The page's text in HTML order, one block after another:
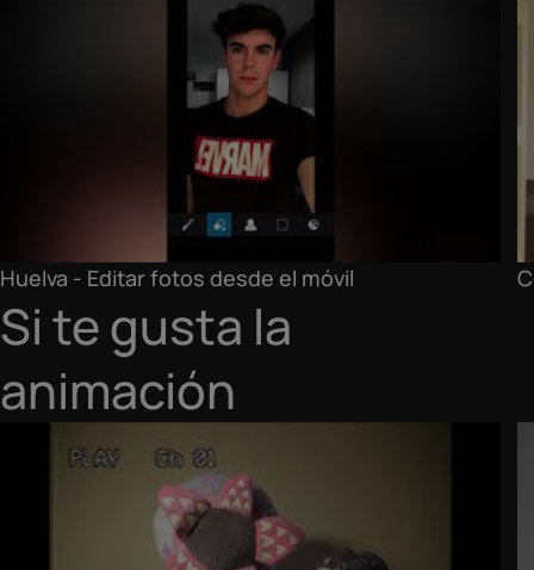
Huelva - Editar fotos desde el móvil
Si te gusta la
animación